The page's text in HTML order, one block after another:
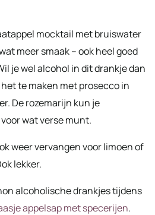
mocktail met bruiswater
meer smaak – ook heel goed
je wel alcohol in dit drankje dan
te maken met prosecco in
De rozemarijn kun je
wat verse munt.
weer vervangen voor limoen of
lekker.
alcoholische drankjes tijdens
appelsap met specerijen.